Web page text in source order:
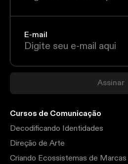
E-mail
Assinar
Cursos de Comunicação
Decodificando Identidades
Direção de Arte
Criando Ecossistemas de Marcas